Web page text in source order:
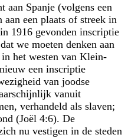
aan Spanje (volgens een
een plaats of streek in
1916 gevonden inscriptie
we moeten denken aan
het westen van Klein-
een inscriptie
van joodse
vanuit
verhandeld als slaven;
(Joël 4:6). De
nu vestigen in de steden